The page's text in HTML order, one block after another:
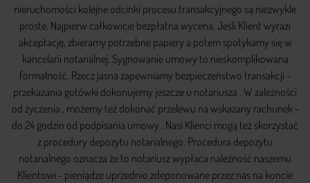
nieruchomości kolejne odcinki procesu transakcyjnego są niezwykle
proste. Najpierw całkowicie bezpłatna wycena. Jeśli Klient wyrazi
akceptację, zbieramy potrzebne papiery a potem spotykamy się w
kancelarii notarialnej. Sygnowanie umowy to nieskomplikowana
formalność. Rzecz jasna zapewniamy bezpieczeństwo transakcji -
przekazania gotówki dokonujemy jeszcze u notariusza . W zależności
od życzenia , możemy też dokonać przelewu na wskazany rachunek -
do 24 godzin od podpisania umowy . Nasi Klienci mogą też skorzystać
z procedury depozytu notarialnego. Procedura depozytu
notarialnego oznacza że to notariusz wypłaca należność naszemu
Klientowi - pieniądze uprzednio zdeponowane przez nas na koncie